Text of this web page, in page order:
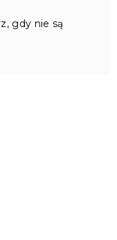
gdy nie są